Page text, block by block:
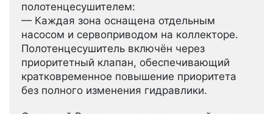
полотенцесушителем:
— Каждая зона оснащена отдельным
насосом и сервоприводом на коллекторе.
Полотенцесушитель включён через
приоритетный клапан, обеспечивающий
кратковременное повышение приоритета
без полного изменения гидравлики.